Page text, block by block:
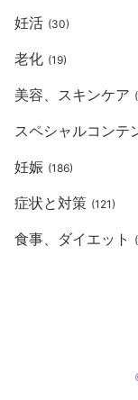
妊活 (30)
老化 (19)
美容、スキンケア
スペシャルコンテ
妊娠 (186)
症状と対策 (121)
食事、ダイエット